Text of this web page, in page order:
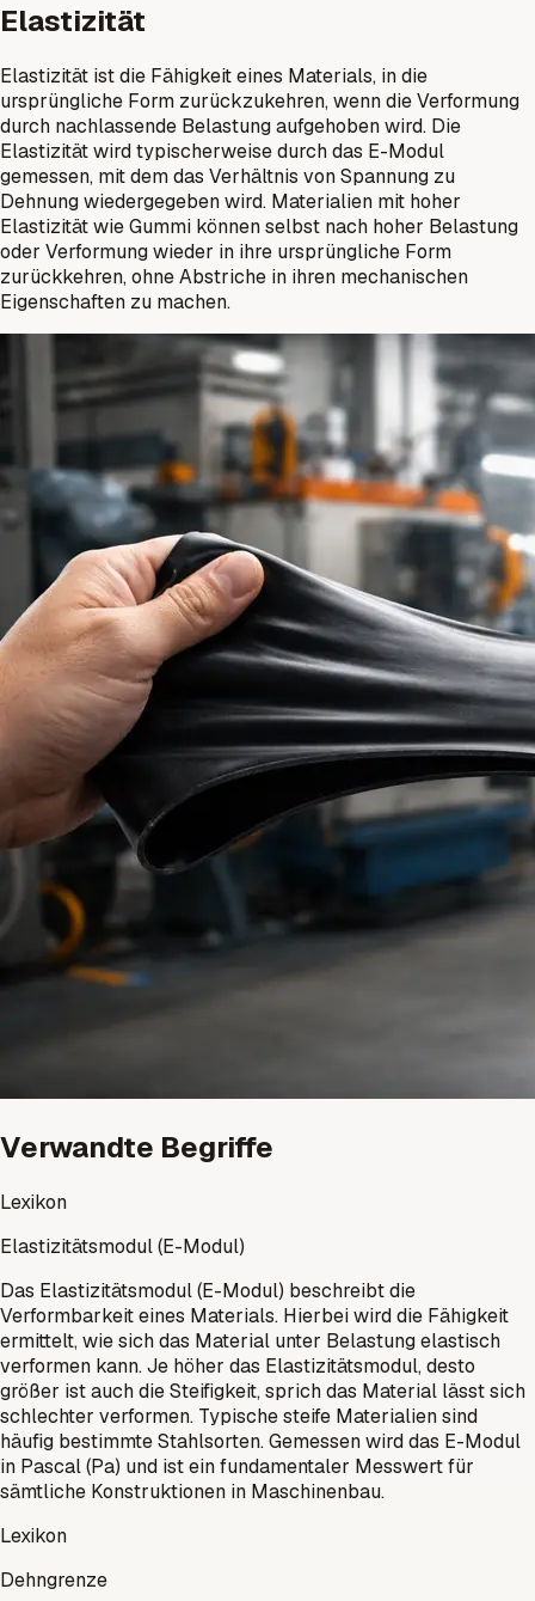
Elastizität
Elastizität ist die Fähigkeit eines Materials, in die
ursprüngliche Form zurückzukehren, wenn die Verformung
durch nachlassende Belastung aufgehoben wird. Die
Elastizität wird typischerweise durch das E-Modul
gemessen, mit dem das Verhältnis von Spannung zu
Dehnung wiedergegeben wird. Materialien mit hoher
Elastizität wie Gummi können selbst nach hoher Belastung
oder Verformung wieder in ihre ursprüngliche Form
zurückkehren, ohne Abstriche in ihren mechanischen
Eigenschaften zu machen.
Verwandte Begriffe
Lexikon
Elastizitätsmodul (E-Modul)
Das Elastizitätsmodul (E-Modul) beschreibt die
Verformbarkeit eines Materials. Hierbei wird die Fähigkeit
ermittelt, wie sich das Material unter Belastung elastisch
verformen kann. Je höher das Elastizitätsmodul, desto
größer ist auch die Steifigkeit, sprich das Material lässt sich
schlechter verformen. Typische steife Materialien sind
häufig bestimmte Stahlsorten. Gemessen wird das E-Modul
in Pascal (Pa) und ist ein fundamentaler Messwert für
sämtliche Konstruktionen in Maschinenbau.
Lexikon
Dehngrenze